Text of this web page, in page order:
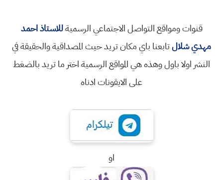
قنوات ومواقع التواصل الاجتماعي الرسميةللاستاذ احمد
مهدي شلالتابعنا باي مكان تريد حيث المصداقية والحقيقة في
النشر اولا باول وهذه هي المواقع الرسمية اختر ما تريد بالضغط
على الايقونات ادناه
او